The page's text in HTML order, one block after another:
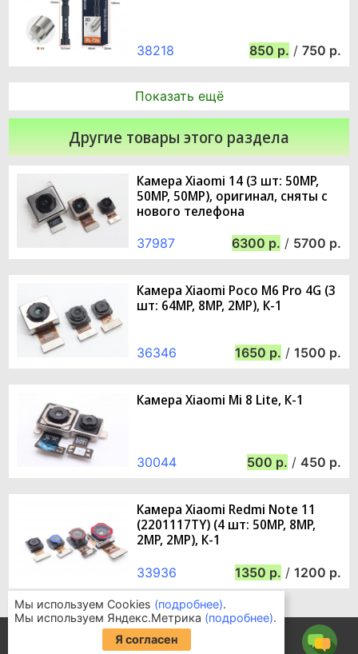
38218 850 / 750
Показать ещё
Другие товары этого раздела
Камера Xiaomi 14 (3 шт: 50MP,
50MP, 50MP), оригинал, сняты с
нового телефона
37987 6300 / 5700
Камера Xiaomi Poco M6 Pro 4G (3
шт: 64MP, 8MP, 2MP), К-1
36346 1650 / 1500
Камера Xiaomi Mi 8 Lite, К-1
30044 500 / 450
Камера Xiaomi Redmi Note 11
(2201117TY) (4 шт: 50MP, 8MP,
2MP, 2MP), К-1
33936 1350 / 1200
Информация для покупателей
Мы используем Cookies (подробнее).
Мы используем Яндекс.Метрика (подробнее).
Я согласен